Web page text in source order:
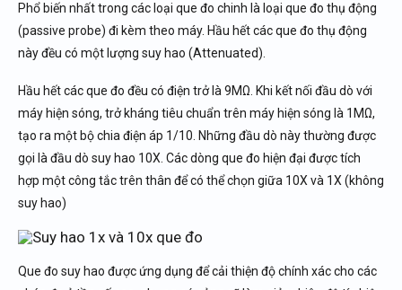
Phổ biến nhất trong các loại que đo chinh là loại que đo thụ động
(passive probe) đi kèm theo máy. Hầu hết các que đo thụ động
này đều có một lượng suy hao (Attenuated).
Hầu hết các que đo đều có điện trở là 9MΩ. Khi kết nối đầu dò với
máy hiện sóng, trở kháng tiêu chuẩn trên máy hiện sóng là 1MΩ,
tạo ra một bộ chia điện áp 1/10. Những đầu dò này thường được
gọi là đầu dò suy hao 10X. Các dòng que đo hiện đại được tích
hợp một công tắc trên thân để có thể chọn giữa 10X và 1X (không
suy hao)
Que đo suy hao được ứng dụng để cải thiện độ chính xác cho các